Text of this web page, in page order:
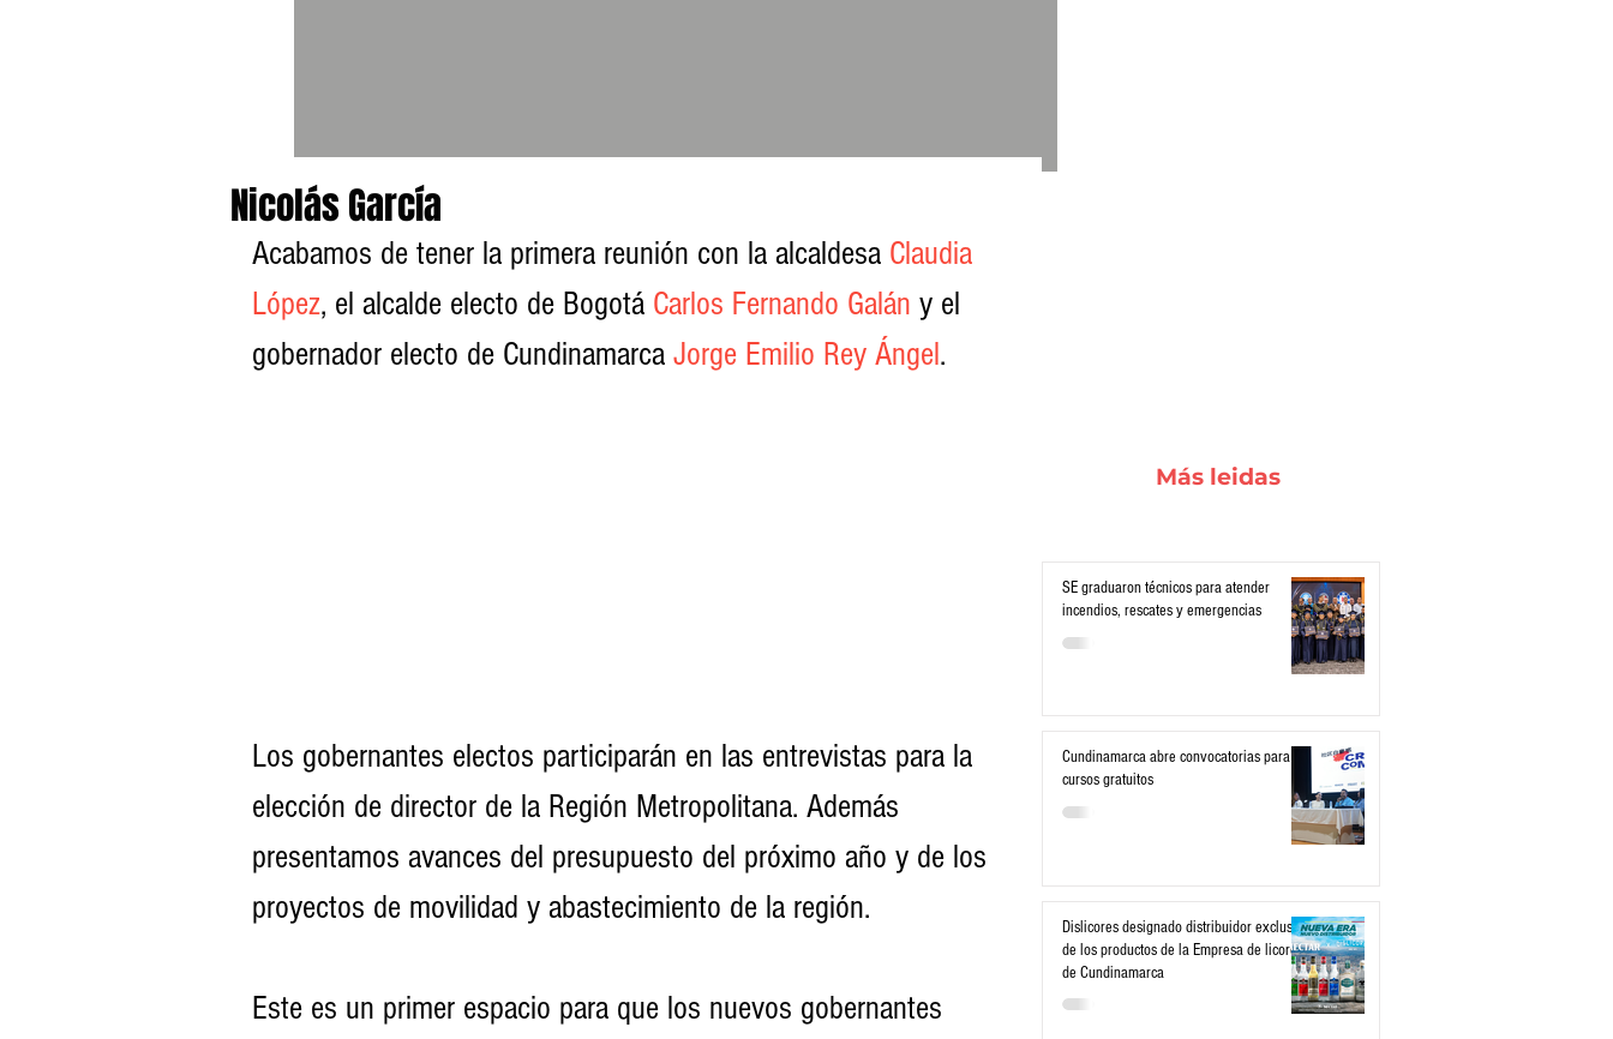
Nicolás García
Acabamos de tener la primera reunión con la alcaldesa Claudia
López, el alcalde electo de Bogotá Carlos Fernando Galán y el
gobernador electo de Cundinamarca Jorge Emilio Rey Ángel.
Los gobernantes electos participarán en las entrevistas para la
elección de director de la Región Metropolitana. Además
presentamos avances del presupuesto del próximo año y de los
proyectos de movilidad y abastecimiento de la región.
Este es un primer espacio para que los nuevos gobernantes
Más leidas
SE graduaron técnicos para atender
incendios, rescates y emergencias
Cundinamarca abre convocatorias para
cursos gratuitos
Dislicores designado distribuidor exclusivo
de los productos de la Empresa de licores
de Cundinamarca